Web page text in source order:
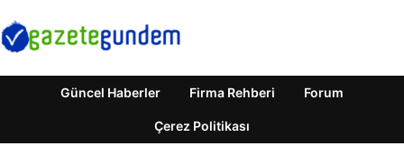
Güncel Haberler Firma Rehberi Forum
Çerez Politikası